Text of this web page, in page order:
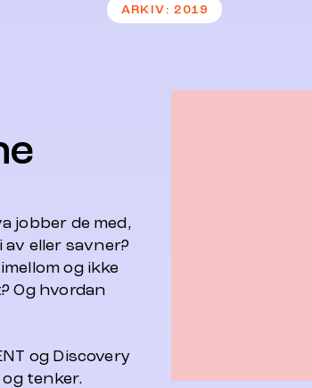
ARKIV 2019
jobber de med,
eller savner?
og ikke
Og hvordan
og Discovery
tenker.